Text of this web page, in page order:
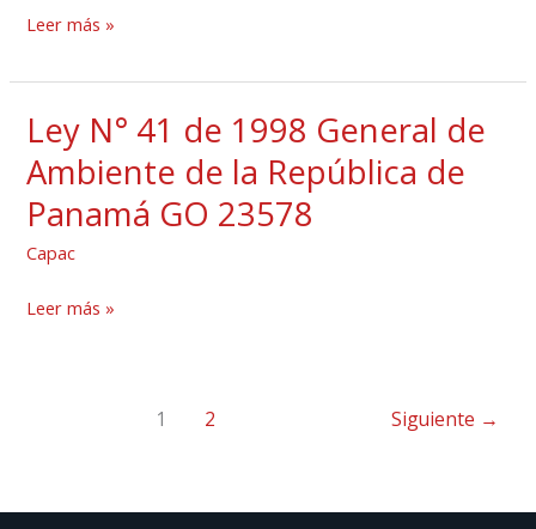
en
ambientales
GO
28956
A
la
de
y
accidentes
ambientales
Miambiente
GO
Leer más »
Ley N° 41 de 1998 General de
Ambiente de la República de
Panamá GO 23578
Capac
Ley
N°
41
de
1998
de
Panamá
Leer más »
1 2 Siguiente →